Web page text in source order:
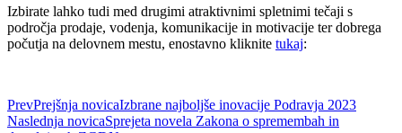
Izbirate lahko tudi med drugimi atraktivnimi spletnimi tečaji s
področja prodaje, vodenja, komunikacije in motivacije ter dobrega
počutja na delovnem mestu, enostavno kliknite tukaj:
PrevPrejšnja novicaIzbrane najboljše inovacije Podravja 2023
Naslednja novicaSprejeta novela Zakona o spremembah in